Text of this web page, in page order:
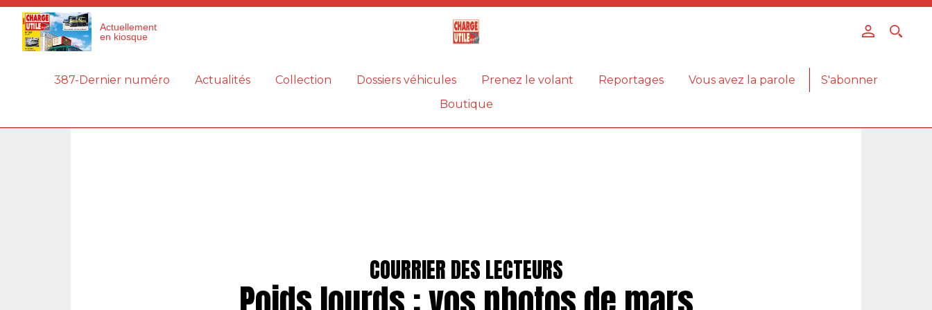
Actuellement
en kiosque
387-Dernier numéro Actualités Collection Dossiers véhicules Prenez le volant Reportages Vous avez la parole
S'abonner
Boutique
COURRIER DES LECTEURS
Panneau de gestion des cookies